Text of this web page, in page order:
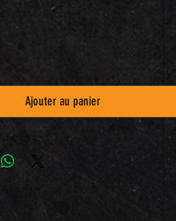
Ajouter au panier